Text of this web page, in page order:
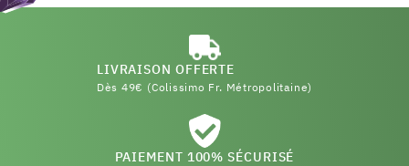
LIVRAISON OFFERTE
Dès 49€ (Colissimo Fr. Métropolitaine)
PAIEMENT 100% SÉCURISÉ